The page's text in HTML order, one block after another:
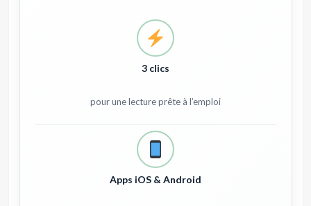
3 clics
pour une lecture prête à l’emploi
Apps iOS & Android